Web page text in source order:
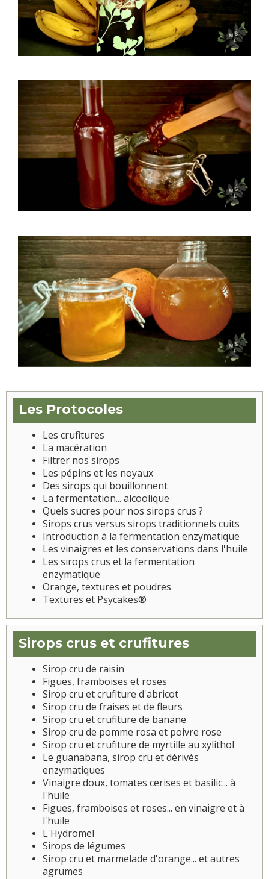
Les Protocoles
Les crufitures
La macération
Filtrer nos sirops
Les pépins et les noyaux
Des sirops qui bouillonnent
La fermentation... alcoolique
Quels sucres pour nos sirops crus ?
Sirops crus versus sirops traditionnels cuits
Introduction à la fermentation enzymatique
Les vinaigres et les conservations dans l'huile
Les sirops crus et la fermentation
enzymatique
Orange, textures et poudres
Textures et Psycakes®
Sirops crus et crufitures
Sirop cru de raisin
Figues, framboises et roses
Sirop cru et crufiture d'abricot
Sirop cru de fraises et de fleurs
Sirop cru et crufiture de banane
Sirop cru de pomme rosa et poivre rose
Sirop cru et crufiture de myrtille au xylithol
Le guanabana, sirop cru et dérivés
enzymatiques
Vinaigre doux, tomates cerises et basilic... à
l'huile
Figues, framboises et roses... en vinaigre et à
l'huile
L'Hydromel
Sirops de légumes
Sirop cru et marmelade d'orange... et autres
agrumes